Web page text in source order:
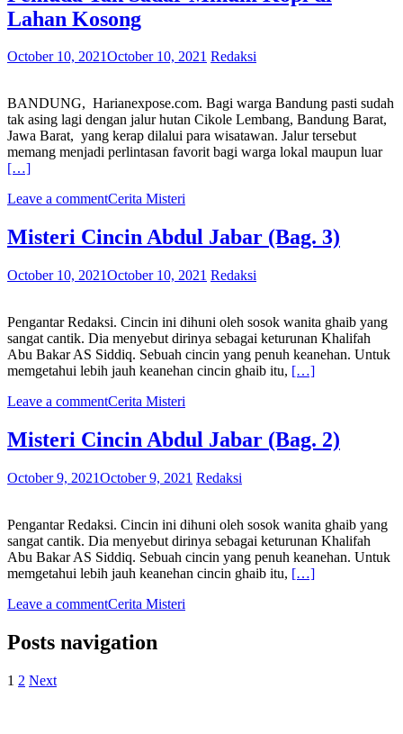
Lahan Kosong
October 10, 2021October 10, 2021 Redaksi
BANDUNG, Harianexpose.com. Bagi warga Bandung pasti sudah
tak asing lagi dengan jalur hutan Cikole Lembang, Bandung Barat,
Jawa Barat, yang kerap dilalui para wisatawan. Jalur tersebut
memang menjadi perlintasan favorit bagi warga lokal maupun luar
[…]
Leave a commentCerita Misteri
Misteri Cincin Abdul Jabar (Bag. 3)
October 10, 2021October 10, 2021 Redaksi
Pengantar Redaksi. Cincin ini dihuni oleh sosok wanita ghaib yang
sangat cantik. Dia menyebut dirinya sebagai keturunan Khalifah
Abu Bakar AS Siddiq. Sebuah cincin yang penuh keanehan. Untuk
memgetahui lebih jauh keanehan cincin ghaib itu, […]
Leave a commentCerita Misteri
Misteri Cincin Abdul Jabar (Bag. 2)
October 9, 2021October 9, 2021 Redaksi
Pengantar Redaksi. Cincin ini dihuni oleh sosok wanita ghaib yang
sangat cantik. Dia menyebut dirinya sebagai keturunan Khalifah
Abu Bakar AS Siddiq. Sebuah cincin yang penuh keanehan. Untuk
memgetahui lebih jauh keanehan cincin ghaib itu, […]
Leave a commentCerita Misteri
Posts navigation
1 2 Next